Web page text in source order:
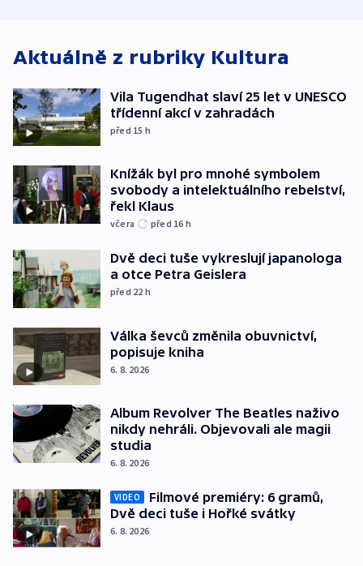
Aktuálně z rubriky Kultura
Vila Tugendhat slaví 25 let v UNESCO
třídenní akcí v zahradách
před 15 h
Knížák byl pro mnohé symbolem
svobody a intelektuálního rebelství,
řekl Klaus
včera před 16 h
Dvě deci tuše vykreslují japanologa
a otce Petra Geislera
před 22 h
Válka ševců změnila obuvnictví,
popisuje kniha
6. 8. 2026
Album Revolver The Beatles naživo
nikdy nehráli. Objevovali ale magii
studia
6. 8. 2026
VIDEO
Filmové premiéry: 6 gramů,
Dvě deci tuše i Hořké svátky
6. 8. 2026